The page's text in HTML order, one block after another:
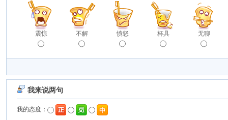
震惊 不解 愤怒 杯具 无聊